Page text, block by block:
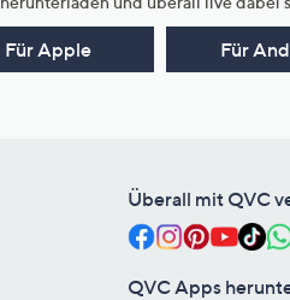
Für Apple Für
Überall mit QVC
QVC Apps